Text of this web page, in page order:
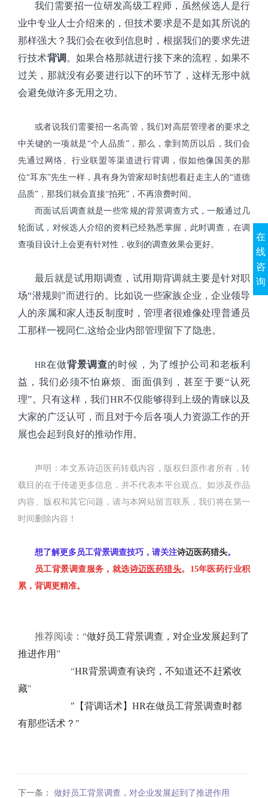
我们需要招一位研发高级工程师，虽然候选人是行
业中专业人士介绍来的，但技术要求是不是如其所说的
那样强大？我们会在收到信息时，根据我们的要求先进
行技术背调 。如果合格那就进行接下来的流程，如果不
过关，那就没有必要进行以下的环节了，这样无形中就
会避免做许多无用之功。
或者说我们需要招一名高管，我们对高层管理者的要求之
中关键的一项就是“个人品质”，那么，拿到简历以后，我们会
先通过网络、行业联盟等渠道进行背调，假如他像国美的那
位“耳东”先生一样，具有身为管家却时刻想着赶走主人的“道德
品质”，那我们就会直接“拍死”，不再浪费时间。
而面试后调查就是一些常规的背景调查方式，一般通过几
轮面试，对候选人介绍的资料已经熟悉掌握，此时调查，在调
查项目设计上会更有针对性，收到的调查效果会更好。
最后就是试用期调查，试用期背调就主要是针对职
场“潜规则”而进行的。比如说一些家族企业，企业领导
人的亲属和家人违反制度时，管理者很难像处理普通员
工那样一视同仁,这给企业内部管理留下了隐患。
HR在做背景调查的时候，为了维护公司和老板利
益，我们必须不怕麻烦、面面俱到，甚至于要“认死
理”。只有这样，我们HR不仅能够得到上级的青睐以及
大家的广泛认可，而且对于今后各项人力资源工作的开
展也会起到良好的推动作用。
声明：本文系诗迈医药转载内容，版权归原作者所有，转
载目的在于传递更多信息，并不代表本平台观点。如涉及作品
内容、版权和其它问题，请与本网站留言联系，我们将在第一
时间删除内容！
想了解更多员工背景调查技巧，请关注诗迈医药猎头。
员工背景调查服务，就选诗迈医药猎头。15年医药行业积
累， 背调 更精准。
推荐阅读：“做好员工背景调查，对企业发展起到了
推进作用”
“HR背景调查有诀窍，不知道还不赶紧收
藏"
"【背调话术】HR在做员工背景调查时都
有那些话术？"
下一条： 做好员工背景调查，对企业发展起到了推进作用
在
线
咨
询